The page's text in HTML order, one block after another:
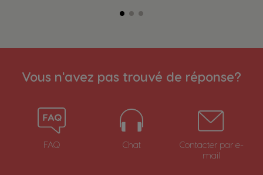
Vous n'avez pas trouvé de réponse?
FAQ Chat
Contacter par e-
mail